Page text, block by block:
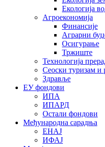
Екологија
Агроекономија
Финансије
Аграрни
Осигурање
Тржиште
Технологија
Сеоски туризам и
Здравље
ЕУ фондови
ИПА
ИПАРД
Остали фондови
Међународна сарадња
ЕНАЈ
ИФАЈ